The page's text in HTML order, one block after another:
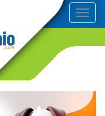
T
o
v
g